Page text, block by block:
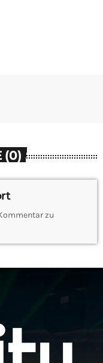
(0)
zu